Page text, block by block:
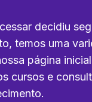
decidiu
temos uma
página
cursos e